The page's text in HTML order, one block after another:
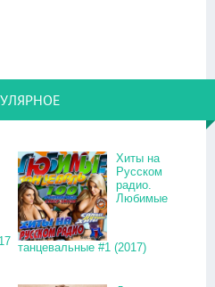
Хиты на
Русском
радио.
Любимые
танцевальные #1 (2017)